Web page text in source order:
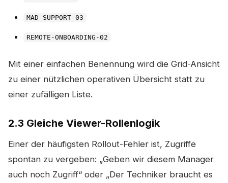
MAD-SUPPORT-03
REMOTE-ONBOARDING-02
Mit einer einfachen Benennung wird die Grid-Ansicht
zu einer nützlichen operativen Übersicht statt zu
einer zufälligen Liste.
2.3 Gleiche Viewer-Rollenlogik
Einer der häufigsten Rollout-Fehler ist, Zugriffe
spontan zu vergeben: „Geben wir diesem Manager
auch noch Zugriff“ oder „Der Techniker braucht es